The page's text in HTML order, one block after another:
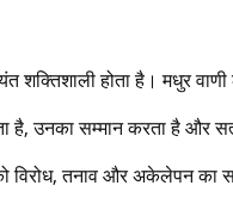
शक्तिशाली होता है। मधुर
है, उनका सम्मान करता है और
विरोध, तनाव और अकेलेपन का